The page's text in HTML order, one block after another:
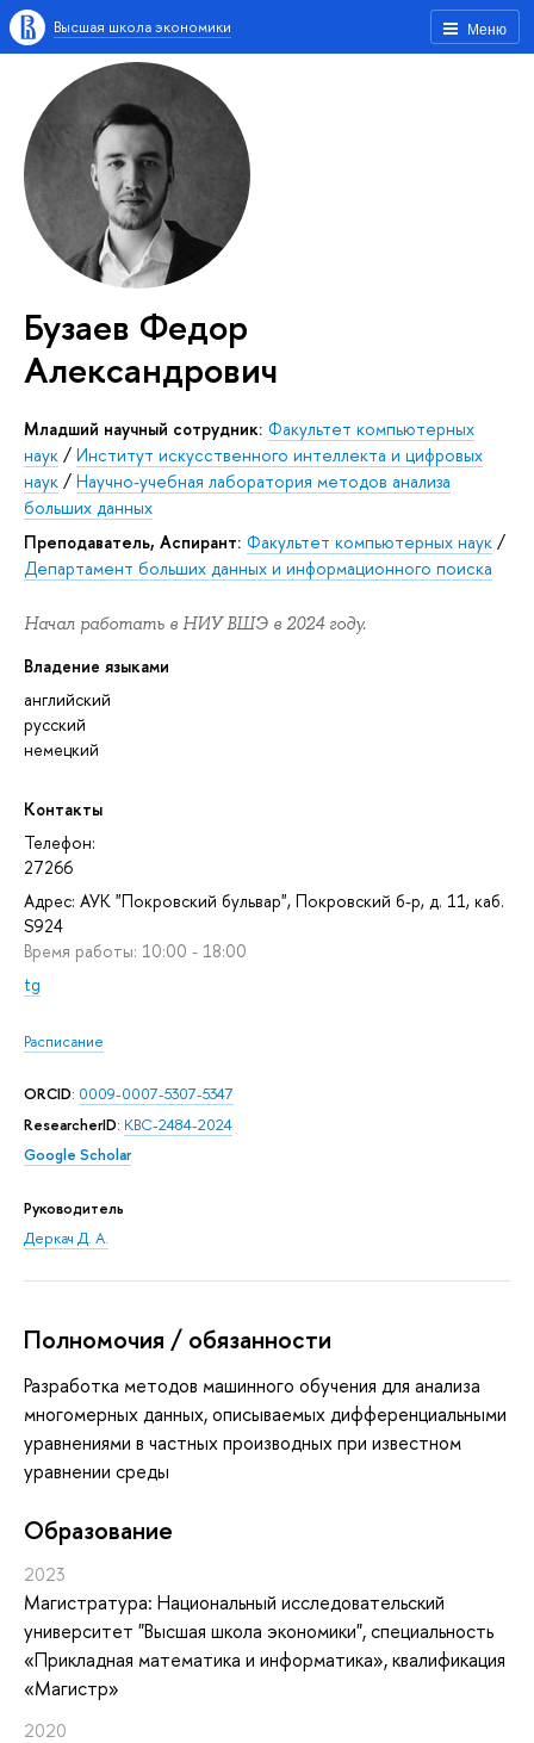
Меню
Высшая школа экономики
Бузаев Федор
Александрович
Младший научный сотрудник: Факультет компьютерных
наук / Институт искусственного интеллекта и цифровых
наук / Научно-учебная лаборатория методов анализа
больших данных
Преподаватель, Аспирант: Факультет компьютерных наук /
Департамент больших данных и информационного поиска
Начал работать в НИУ ВШЭ в 2024 году.
Владение языками
английский
русский
немецкий
Контакты
Телефон:
27266
Адрес: АУК "Покровский бульвар", Покровский б-р, д. 11, каб.
S924
Время работы: 10:00 - 18:00
tg
Расписание
ORCID: 0009-0007-5307-5347
ResearcherID: KBC-2484-2024
Google Scholar
Руководитель
Деркач Д. А.
Полномочия / обязанности
Разработка методов машинного обучения для анализа
многомерных данных, описываемых дифференциальными
уравнениями в частных производных при известном
уравнении среды
Oбразование
2023
Магистратура: Национальный исследовательский
университет "Высшая школа экономики", специальность
«Прикладная математика и информатика», квалификация
«Магистр»
2020